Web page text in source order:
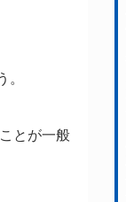
とが一般